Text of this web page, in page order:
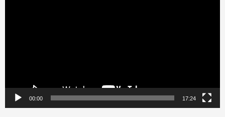
00:00 17:24